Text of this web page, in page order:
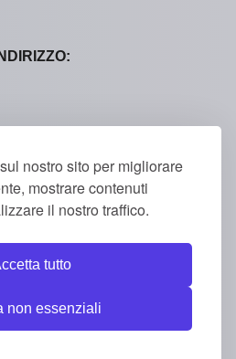
nostro sito per migliorare
mostrare contenuti
il nostro traffico.
tutto
non essenziali